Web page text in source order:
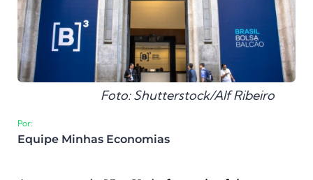
Foto: Shutterstock/Alf Ribeiro
Por:
Equipe Minhas Economias